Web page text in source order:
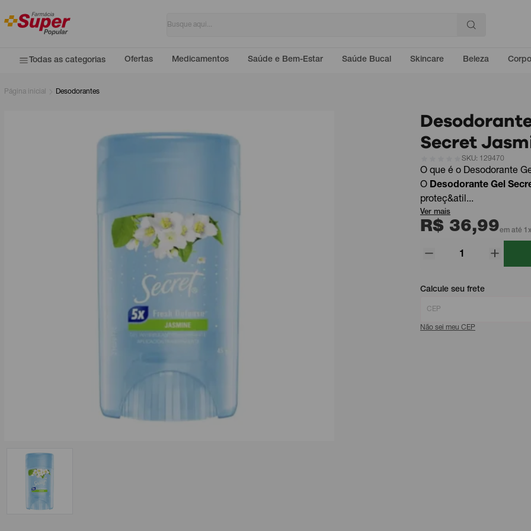
Todas as categorias Ofertas Medicamentos Saúde e Bem-Estar Saúde Bucal Skincare Beleza Corpo
Página inicial Desodorantes
Secret
SKU: 129470
O que é o Desodorante
O Desodorante Gel
proteç&atil...
Ver mais
R$ 36,99em até
Calcule seu frete
Não sei meu CEP